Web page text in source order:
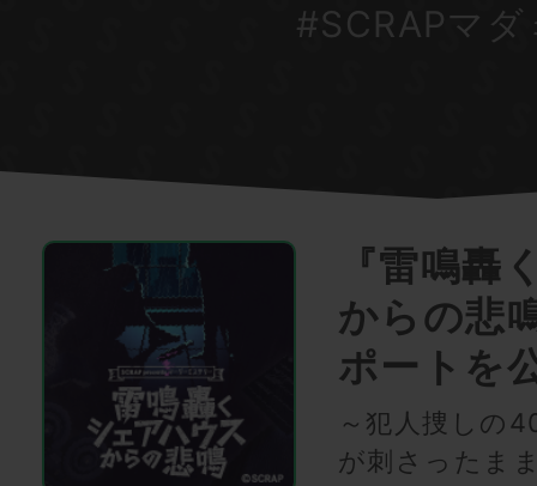
#SCRAPマダ
『雷鳴轟
からの悲
ポートを
～犯人捜しの
が刺さったま